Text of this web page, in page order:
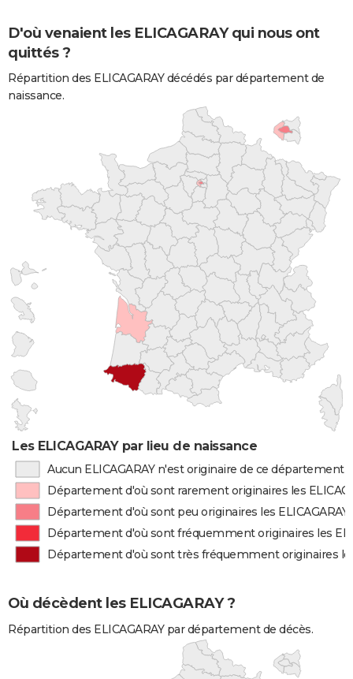
D'où venaient les ELICAGARAY qui nous ont
quittés ?
Répartition des ELICAGARAY décédés par département de
naissance.
Les ELICAGARAY par lieu de naissance
Aucun ELICAGARAY n'est originaire de ce département
Département d'où sont rarement originaires les
Département d'où sont peu originaires les ELICAGARAY
Département d'où sont fréquemment originaires les
Département d'où sont très fréquemment originaires les
Où décèdent les ELICAGARAY ?
Répartition des ELICAGARAY par département de décès.